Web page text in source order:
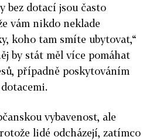
bez dotací jsou často
vám nikdo neklade
koho tam smíte ubytovat,“
by stát měl více pomáhat
případně poskytováním
vybavenost, ale
lidé odcházejí, zatímco